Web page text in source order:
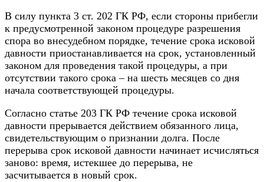
В силу пункта 3 ст. 202 ГК РФ, если стороны прибегли
к предусмотренной законом процедуре разрешения
спора во внесудебном порядке, течение срока исковой
давности приостанавливается на срок, установленный
законом для проведения такой процедуры, а при
отсутствии такого срока – на шесть месяцев со дня
начала соответствующей процедуры.
Согласно статье 203 ГК РФ течение срока исковой
давности прерывается действием обязанного лица,
свидетельствующим о признании долга. После
перерыва срок исковой давности начинает исчисляться
заново: время, истекшее до перерыва, не
засчитывается в новый срок.